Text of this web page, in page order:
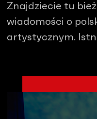
Znajdziecie tu
wiadomości o
artystycznym.